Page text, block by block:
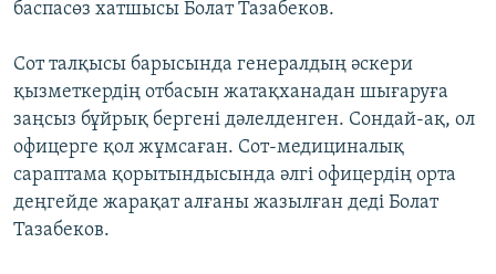
баспасөз хатшысы Болат Тазабеков.
Сот талқысы барысында генералдың әскери
қызметкердің отбасын жатақханадан шығаруға
заңсыз бұйрық бергені дәлелденген. Сондай-ақ, ол
офицерге қол жұмсаған. Сот-медициналық
сараптама қорытындысында әлгі офицердің орта
деңгейде жарақат алғаны жазылған деді Болат
Тазабеков.